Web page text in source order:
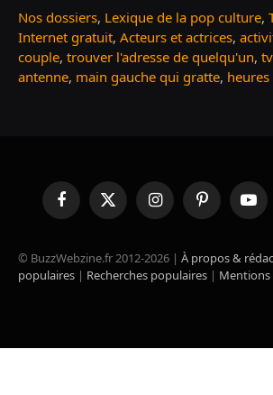
Nos dossiers, Lexique de la pop culture,
Internet gratuit, Acteurs et actrices,
couple, trouver l'adresse de quelqu'un,
antenne, main gauche qui gratte,
FacebookX
(Twitter)
InstagramPinterest
© BuzzWebzine.fr 2012-2026 | À propos &
populaires | Recherches populaires | Mentions